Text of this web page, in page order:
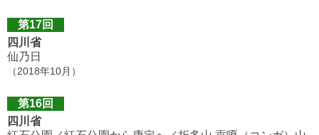
第17回
四川省
仙乃日
（2018年10月）
第16回
四川省